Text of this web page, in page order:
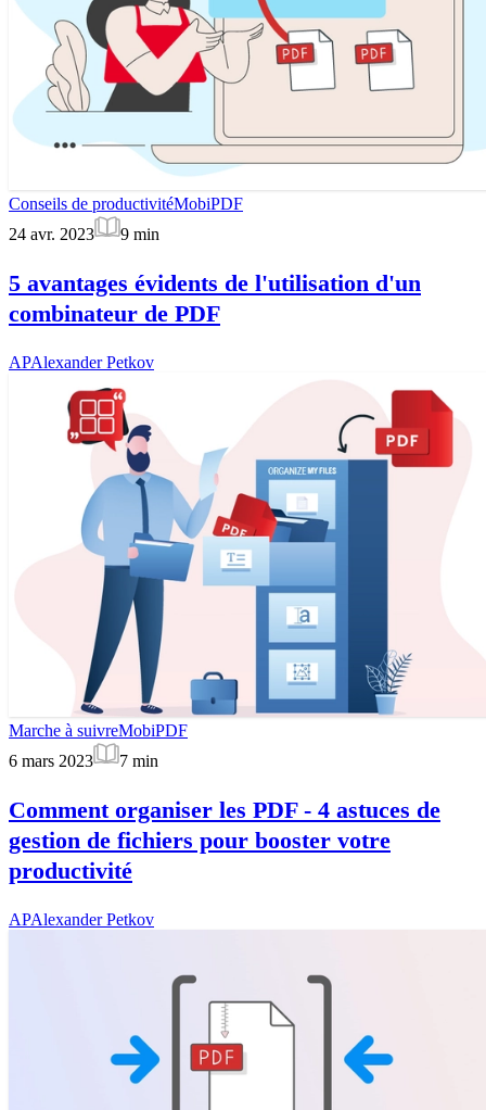
Conseils de productivitéMobiPDF
24 avr. 2023
9 min
5 avantages évidents de l'utilisation d'un
combinateur de PDF
APAlexander Petkov
Marche à suivreMobiPDF
6 mars 2023
7 min
Comment organiser les PDF - 4 astuces de
gestion de fichiers pour booster votre
productivité
APAlexander Petkov